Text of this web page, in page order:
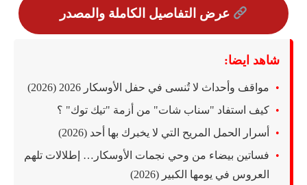
عرض التفاصيل الكاملة والمصدر
شاهد ايضا:
مواقف وأحداث لا تُنسى في حفل الأوسكار 2026 (2026)
كيف استفاد "سناب شات" من أزمة "تيك توك" ؟
أسرار الحمل المريح التي لا يخبرك بها أحد (2026)
فساتين بيضاء من وحي نجمات الأوسكار… إطلالات تلهم
العروس في يومها الكبير (2026)